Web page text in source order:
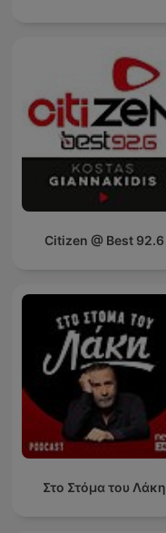
Citizen @ Best 92.6
Στο Στόμα του Λάκη